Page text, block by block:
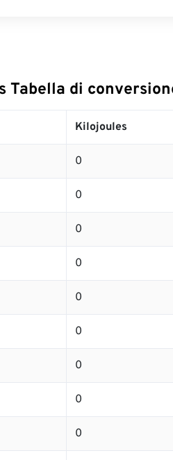
Tabella di
Kilojoules
0
0
0
0
0
0
0
0
0